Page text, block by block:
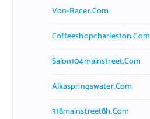
Von-Racer.com
Coffeeshopcharleston.com
Salon104mainstreet.com
Alkaspringswater.com
318mainstreet8h.com